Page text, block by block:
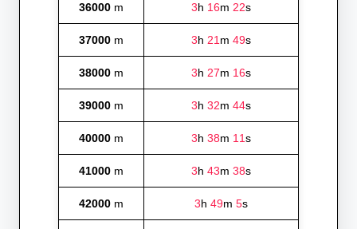
36000 m 3h 16m 22s
37000 m 3h 21m 49s
38000 m 3h 27m 16s
39000 m 3h 32m 44s
40000 m 3h 38m 11s
41000 m 3h 43m 38s
42000 m 3h 49m 5s